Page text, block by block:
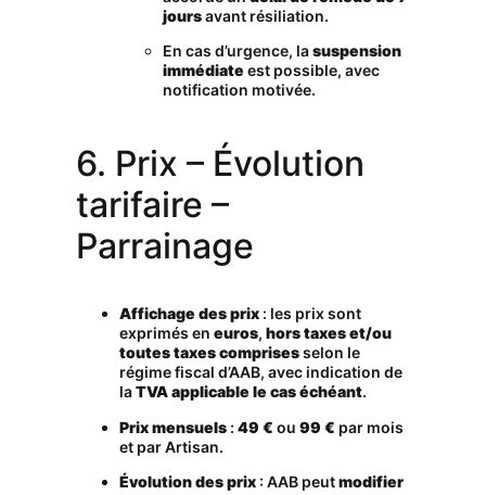
joursavant résiliation.
En cas d’urgence, lasuspension
immédiate est possible, avec
notification motivée.
6. Prix – Évolution
tarifaire –
Parrainage
Affichage des prix : les prix sont
exprimés eneuros,hors taxes et/ou
toutes taxes comprisesselon le
régime fiscal d’AAB, avec indication de
laTVA applicable le cas échéant.
Prix mensuels :49 € ou99 € par mois
et par Artisan.
Évolution des prix : AAB peutmodifier